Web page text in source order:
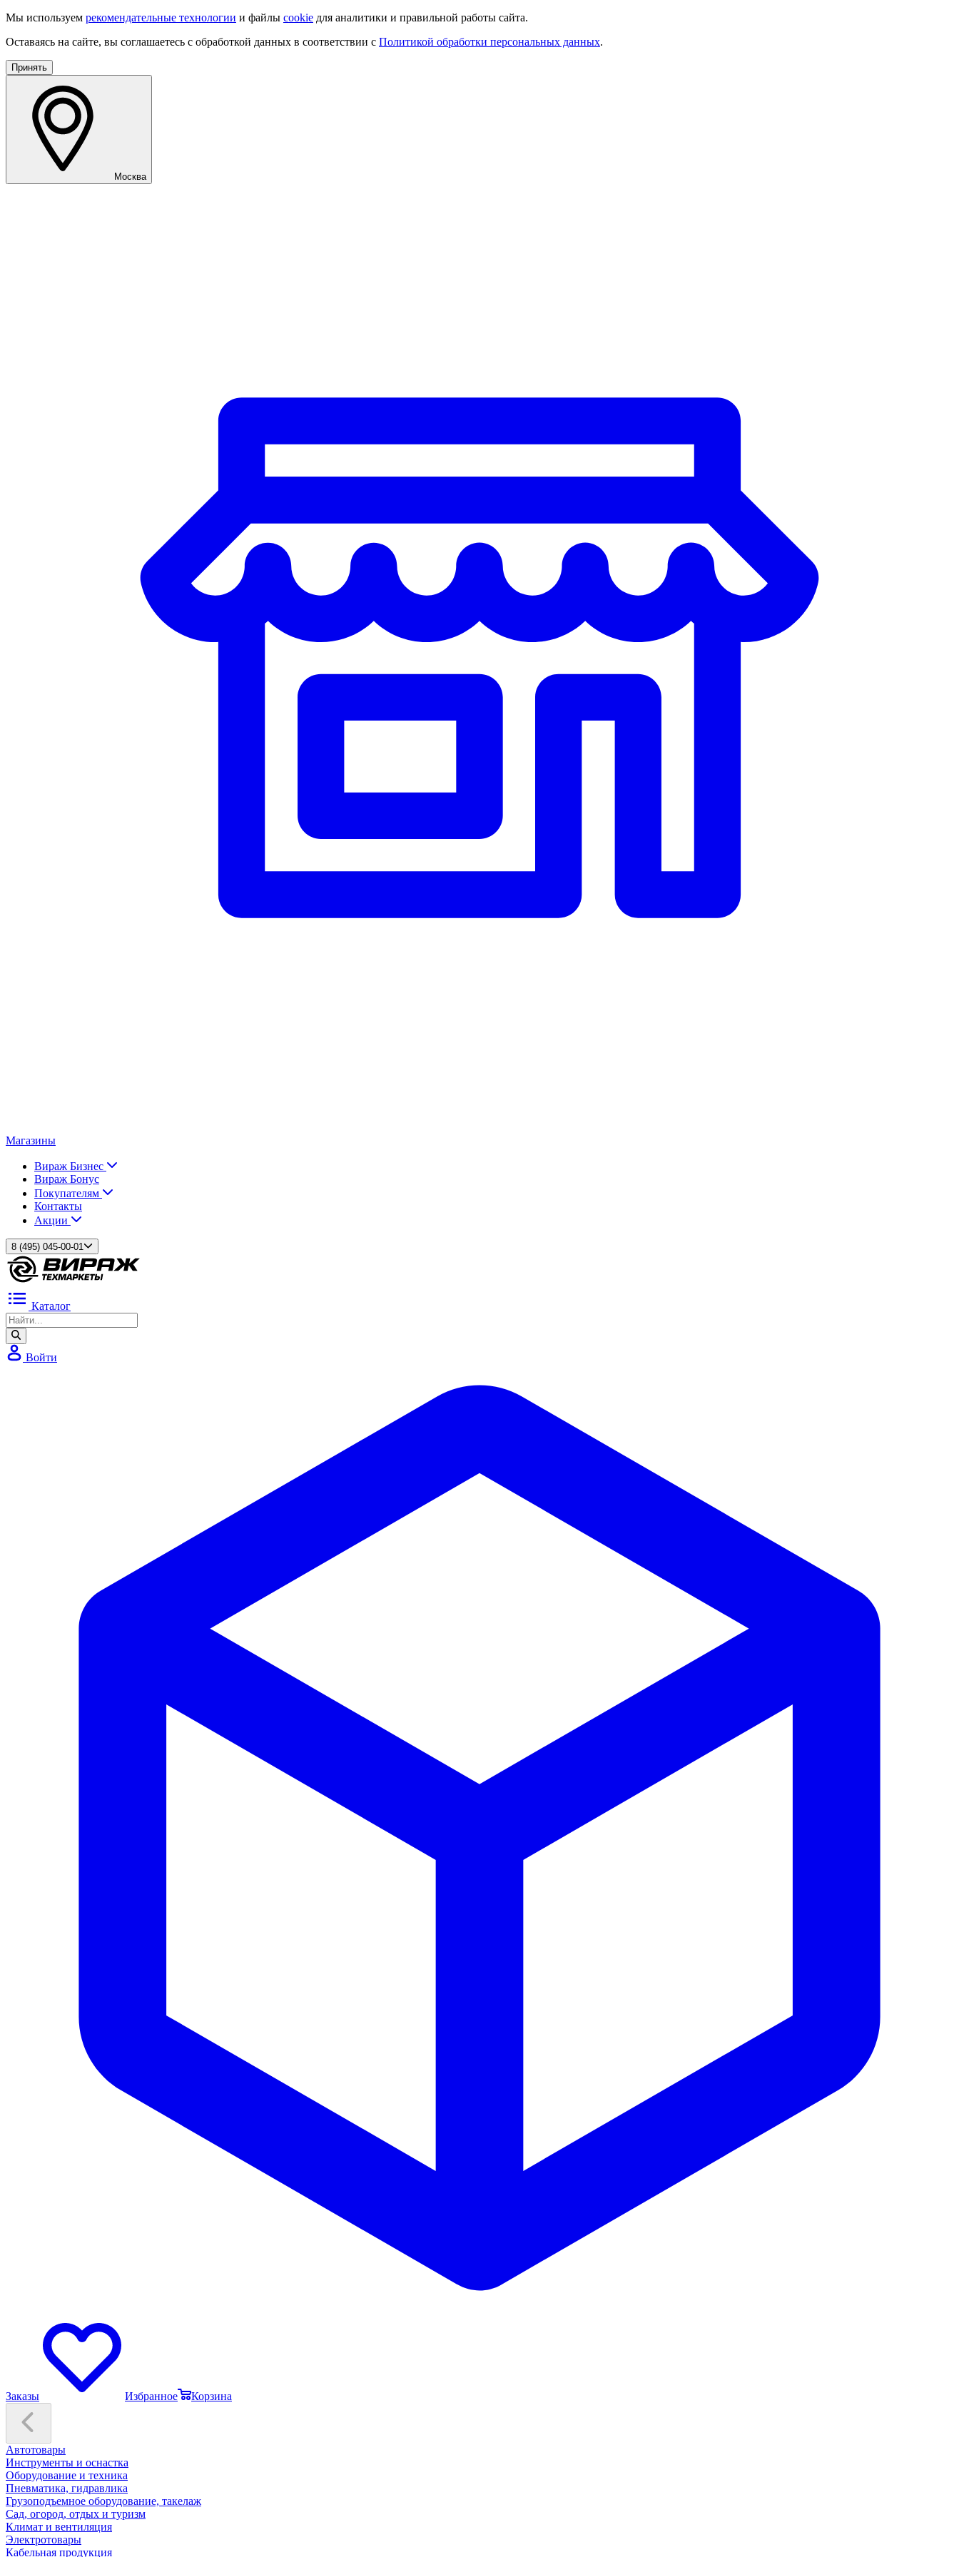
Мы используем рекомендательные технологии и файлы cookie для аналитики и правильной работы сайта.
Оставаясь на сайте, вы соглашаетесь с обработкой данных в соответствии с Политикой обработки персональных данных.
Принять
Москва
Магазины
Вираж Бизнес
Вираж Бонус
Покупателям
Контакты
Акции
8 (495) 045-00-01
Каталог
Войти
Заказы Избранное Корзина
Автотовары
Инструменты и оснастка
Оборудование и техника
Пневматика, гидравлика
Грузоподъемное оборудование, такелаж
Сад, огород, отдых и туризм
Климат и вентиляция
Электротовары
Кабельная продукция